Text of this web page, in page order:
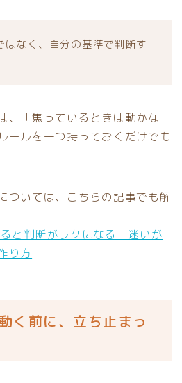
はなく、自分の基準で判断す
、「焦っているときは動かな
ールを一つ持っておくだけでも
ついては、こちらの記事でも解
と判断がラクになる｜迷いが
り方
く前に、立ち止まっ